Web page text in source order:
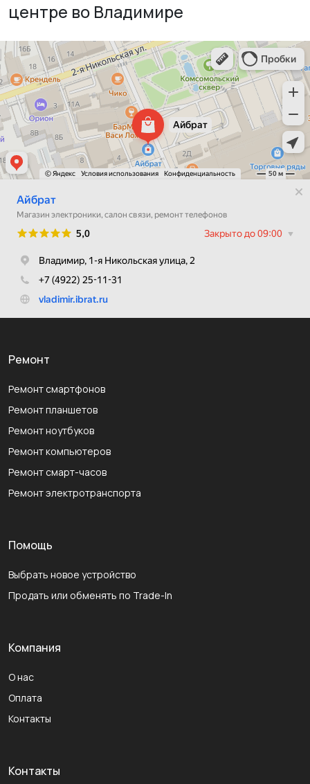
центре во Владимире
Ремонт
Ремонт смартфонов
Ремонт планшетов
Ремонт ноутбуков
Ремонт компьютеров
Ремонт смарт-часов
Ремонт электротранспорта
Помощь
Выбрать новое устройство
Продать или обменять по Trade-In
Компания
О нас
Оплата
Контакты
Контакты